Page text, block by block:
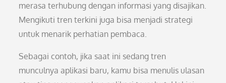
merasa terhubung dengan informasi yang disajikan.
Mengikuti tren terkini juga bisa menjadi strategi
untuk menarik perhatian pembaca.
Sebagai contoh, jika saat ini sedang tren
munculnya aplikasi baru, kamu bisa menulis ulasan